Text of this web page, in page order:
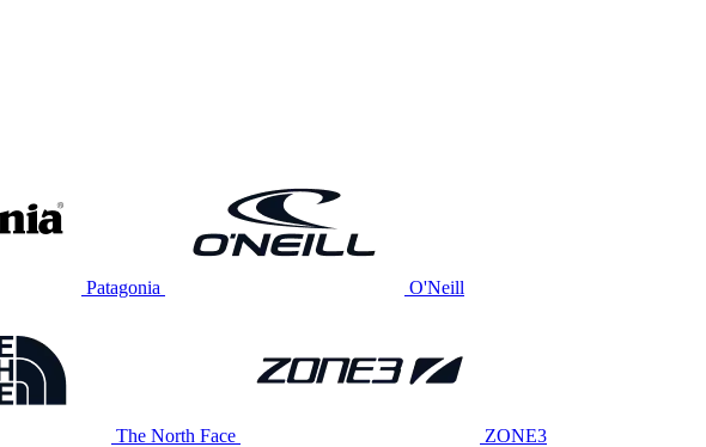
Patagonia O'Neill
The North Face ZONE3